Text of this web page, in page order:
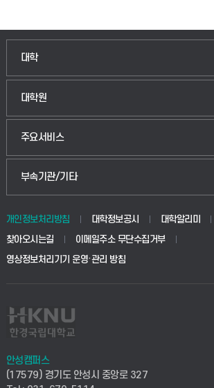
대학
인문융합공공인재학부
법경영학부
생명공학부
사회안전시스템공학부
컴퓨터응용수학부
대학원
일반대학원
산업대학원
공공정책대학원
교육대학원
주요서비스
입학안내
웹메일
학사시스템(전문학사 및 전공심화)
사이버캠퍼스(전문학사 및 전공심화)
시설바로처리서비스
부속기관/기타
중앙도서관
학생생활관(안성)
산학협력단
취업지원센터
개인정보처리방침 대학정보공시 대학알리미
찾아오시는길
이메일주소 무단수집거부
영상정보처리기기 운영·관리 방침
안성캠퍼스
(17579) 경기도 안성시 중앙로 327